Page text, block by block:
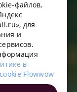
товаров.
в реестр
машин и
«ФЛАУВАУ»
округ
2/3.
FRENCH
TURKISH
файлов,
для
и
в
Flowwow